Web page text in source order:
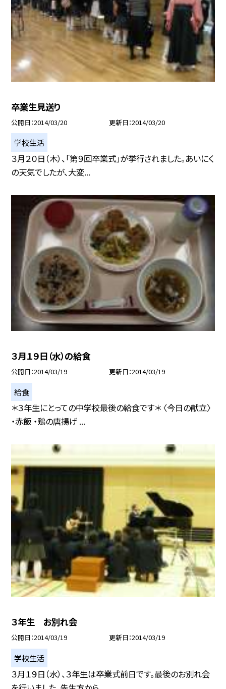
卒業生見送り
公開日 2014/03/20 更新日 2014/03/20
学校生活
３月２０日（木）、「第９回卒業式」が挙行されました。あいにく
の天気でしたが、大変...
３月１９日（水）の給食
公開日 2014/03/19 更新日 2014/03/19
給食
＊３年生にとっての中学校最後の給食です＊ 〈今日の献立〉
・赤飯 ・鶏の唐揚げ ...
３年生 お別れ会
公開日 2014/03/19 更新日 2014/03/19
学校生活
３月１９日（水）、３年生は卒業式前日です。最後のお別れ会